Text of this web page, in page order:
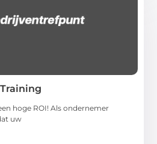
hoge ROI! Als ondernemer
uw